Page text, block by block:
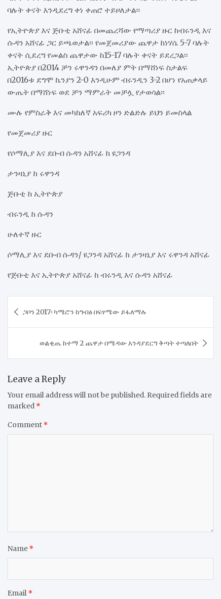
ባሉት ቀናት እንዲደረግ ቀነ ቀጠሮ ተይዞለታል፡፡
የኢትዮጵያ እና ጅቡቲ አሸናፊ በመጨረሻው የማጣሪያ ዙር ከብሩንዲ እና
ሱዳን አሸናፊ ጋር ይጫወታል፡፡ የመጀመሪያው ጨዋታ ከነሃሴ 5-7 ባሉት
ቀናት ሲደረግ የመልስ ጨዋታው ከ15-17 ባሉት ቀናት ይደረጋል፡፡
ኢትዮጵያ በ2014 ቻን ሩዋንዳን በመለያ ምት በማሸነፍ ስታልፍ
በ2016ቱ ደግሞ ኬንያን 2-0 እንዲሁም ብሩንዲን 3-2 በሆነ የአጠቃላይ
ውጤት በማሸነፍ ወደ ቻን ማምራት መቻሏ የታወሳል፡፡
ሙሉ የምስራቅ እና መካከለኛ አፍሪካ ዞን ድልድሉ ይህን ይመስላል
የመጀመሪያ ዙር
የሶማሊያ እና ደቡብ ሱዳን አሸናፊ ከ ዩጋንዳ
ታንዛኒያ ከ ሩዋንዳ
ጅቡቲ ከ ኢትዮጵያ
ብሩንዲ ከ ሱዳን
ሁለተኛ ዙር
ሶማሊያ እና ደቡብ ሱዳን/ ዩጋንዳ አሸናፊ ከ ታንዛኒያ እና ሩዋንዳ አሸናፊ
የጅቡቲ እና ኢትዮጵያ አሸናፊ ከ ብሩንዲ እና ሱዳን አሸናፊ
navigation
ጋቦን 2017፡ ካሜሮን ከግብፅ በፍፃሜው ይፋለማሉ
ወልቂጤ ከተማ 2 ጨዋታ በሜዳው እንዳያደርግ ቅጣት ተጣለበት
Leave a Reply
Your email address will not be published. Required fields are
marked *
Comment *
Name *
Email *